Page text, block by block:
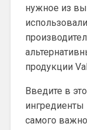
нужное из
продукции
Введите в
ингредиенты
самого